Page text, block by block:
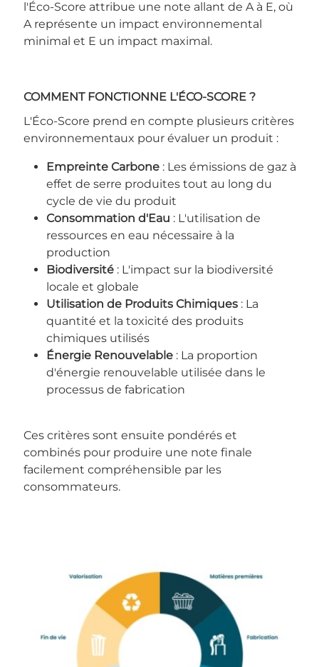
l'Éco-Score attribue une note allant de A à E, où
A représente un impact environnemental
minimal et E un impact maximal.
COMMENT FONCTIONNE L'ÉCO-SCORE ?
L'Éco-Score prend en compte plusieurs critères
environnementaux pour évaluer un produit :
Empreinte Carbone: Les émissions de gaz à
effet de serre produites tout au long du
cycle de vie du produit
Consommation d'Eau : L'utilisation de
ressources en eau nécessaire à la
production
Biodiversité: L'impact sur la biodiversité
locale et globale
Utilisation de Produits Chimiques: La
quantité et la toxicité des produits
chimiques utilisés
Énergie Renouvelable: La proportion
d'énergie renouvelable utilisée dans le
processus de fabrication
Ces critères sont ensuite pondérés et
combinés pour produire une note finale
facilement compréhensible par les
consommateurs.